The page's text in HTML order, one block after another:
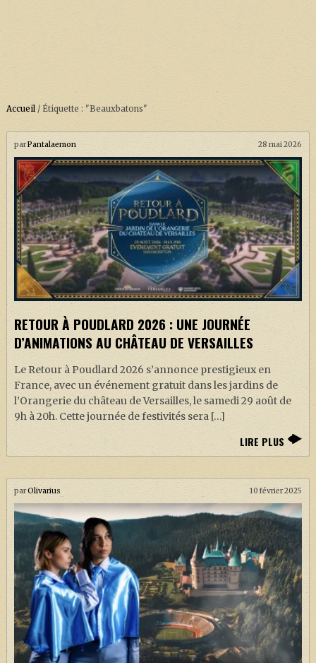
ACCUEIL
À PROPOS
SOUTENEZ-NOUS !
LA SÉRIE HARRY POTTER (REBOOT)
HARRY POTTER : LIVRES
BIOPICS DE HARRY POTTER
LES ANIMAUX FANTASTIQUES
J. K. ROWLING
ARTISANAT MOLDU
FANDOM
CULTURE
PODCASTS
LES GRANDS ARTICLES DE LA GAZETTE
DOSSIERS
JEUX
Accueil/ Étiquette : "Beauxbatons"
parPantalaemon 28 mai 2026
RETOUR À POUDLARD 2026 : UNE JOURNÉE
D’ANIMATIONS AU CHÂTEAU DE VERSAILLES
Le Retour à Poudlard 2026 s’annonce prestigieux en
France, avec un événement gratuit dans les jardins de
l’Orangerie du château de Versailles, le samedi 29 août de
9h à 20h. Cette journée de festivités sera […]
LIRE PLUS
parOlivarius 10 février 2025